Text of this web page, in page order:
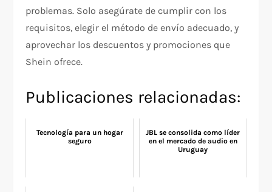
problemas. Solo asegúrate de cumplir con los
requisitos, elegir el método de envío adecuado, y
aprovechar los descuentos y promociones que
Shein ofrece.
Publicaciones relacionadas:
Tecnología para un hogar
seguro
JBL se consolida como líder
en el mercado de audio en
Uruguay